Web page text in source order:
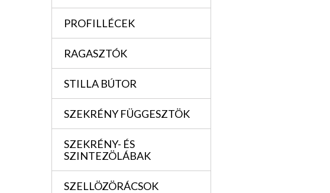
PROFILLÉCEK
RAGASZTÓK
STILLA BÚTOR
SZEKRÉNY FÜGGESZTÖK
SZEKRÉNY- ÉS
SZINTEZÖLÁBAK
SZELLÖZÖRÁCSOK